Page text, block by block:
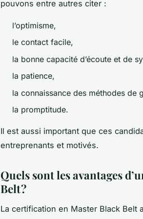
pouvons entre autres citer :
l’optimisme,
le contact facile,
la bonne capacité d’écoute et de
la patience,
la connaissance des méthodes de
la promptitude.
Il est aussi important que ces
entreprenants et motivés.
Quels sont les avantages
Belt ?
La certification en Master Black